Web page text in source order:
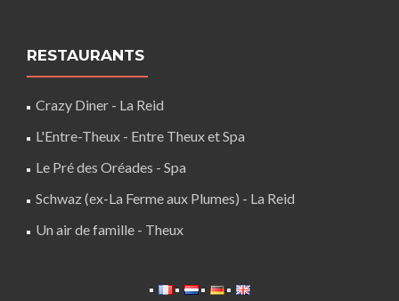
RESTAURANTS
Crazy Diner - La Reid
L'Entre-Theux - Entre Theux et Spa
Le Pré des Oréades - Spa
Schwaz (ex-La Ferme aux Plumes) - La Reid
Un air de famille - Theux